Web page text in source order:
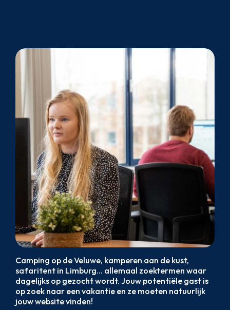
Camping op de Veluwe, kamperen aan de kust,
safaritent in Limburg... allemaal zoektermen waar
dagelijks op gezocht wordt. Jouw potentiële gast is
op zoek naar een vakantie en ze moeten natuurlijk
jouw website vinden!